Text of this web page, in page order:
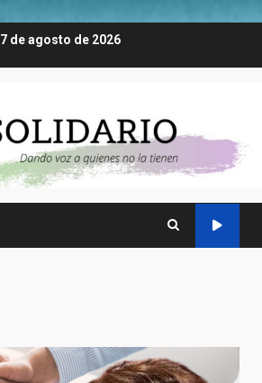
7 de agosto de 2026